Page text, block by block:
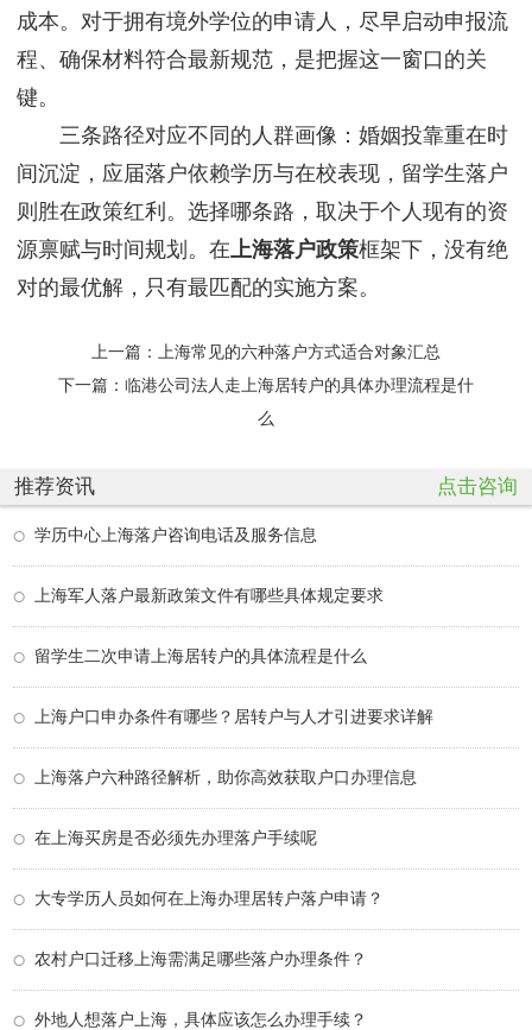
成本。对于拥有境外学位的申请人，尽早启动申报流
程、确保材料符合最新规范，是把握这一窗口的关
键。
三条路径对应不同的人群画像：婚姻投靠重在时
间沉淀，应届落户依赖学历与在校表现，留学生落户
则胜在政策红利。选择哪条路，取决于个人现有的资
源禀赋与时间规划。在上海落户政策框架下，没有绝
对的最优解，只有最匹配的实施方案。
上一篇：
上海常见的六种落户方式适合对象汇总
下一篇： 临港公司法人走上海居转户的具体办理流程是什
么
推荐资讯 点击咨询
学历中心上海落户咨询电话及服务信息
上海军人落户最新政策文件有哪些具体规定要求
留学生二次申请上海居转户的具体流程是什么
上海户口申办条件有哪些？居转户与人才引进要求详解
上海落户六种路径解析，助你高效获取户口办理信息
在上海买房是否必须先办理落户手续呢
大专学历人员如何在上海办理居转户落户申请？
农村户口迁移上海需满足哪些落户办理条件？
外地人想落户上海，具体应该怎么办理手续？